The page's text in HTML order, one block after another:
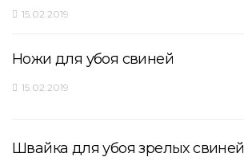
15.02.2019
Ножи для убоя свиней
15.02.2019
Швайка для убоя зрелых свиней